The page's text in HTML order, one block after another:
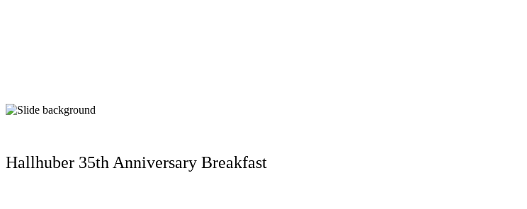
Hallhuber 35th Anniversary Breakfast